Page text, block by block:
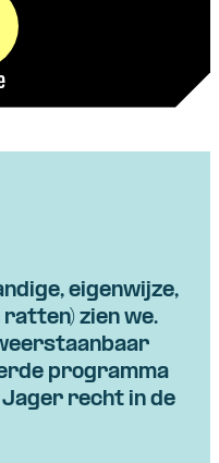
eigenwijze,
zien we.
programma
Jager recht in de